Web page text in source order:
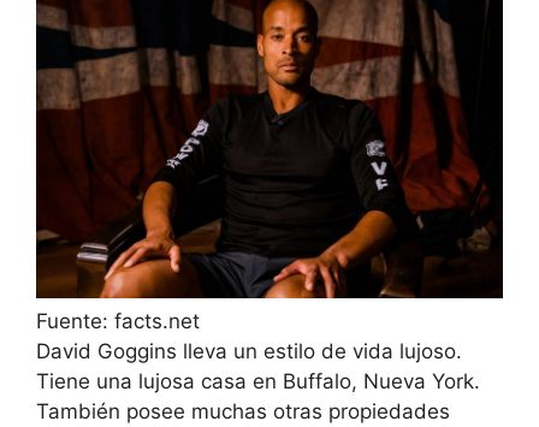
Fuente: facts.net
David Goggins lleva un estilo de vida lujoso.
Tiene una lujosa casa en Buffalo, Nueva York.
También posee muchas otras propiedades